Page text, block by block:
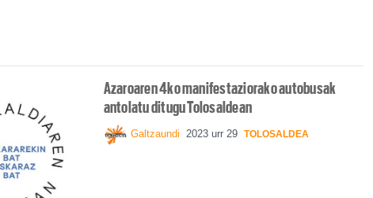
Azaroaren 4ko manifestaziorako autobusak
antolatu ditugu Tolosaldean
Galtzaundi 2023 urr 29 TOLOSALDEA